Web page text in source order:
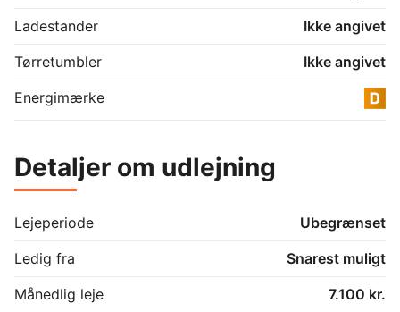
Ladestander
Ikke angivet
Tørretumbler
Ikke angivet
Energimærke
Detaljer om udlejning
Lejeperiode
Ubegrænset
Ledig fra
Snarest muligt
Månedlig leje
7.100 kr.